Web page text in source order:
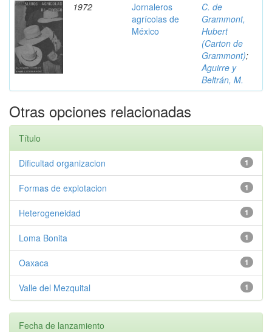
1972
Jornaleros
agrícolas de
México
C. de
Grammont,
Hubert
(Carton de
Grammont);
Aguirre y
Beltrán, M.
Otras opciones relacionadas
Título
1
Dificultad organizacion
1
Formas de explotacion
1
Heterogeneidad
1
Loma Bonita
1
Oaxaca
1
Valle del Mezquital
Fecha de lanzamiento